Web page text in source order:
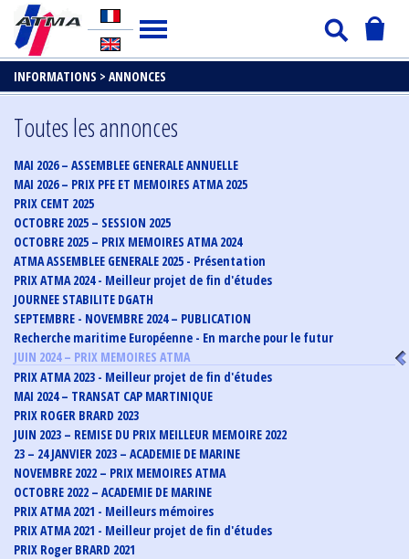
INFORMATIONS > ANNONCES
Toutes les annonces
MAI 2026 – ASSEMBLEE GENERALE ANNUELLE
MAI 2026 – PRIX PFE ET MEMOIRES ATMA 2025
PRIX CEMT 2025
OCTOBRE 2025 – SESSION 2025
OCTOBRE 2025 – PRIX MEMOIRES ATMA 2024
ATMA ASSEMBLEE GENERALE 2025 - Présentation
PRIX ATMA 2024 - Meilleur projet de fin d'études
JOURNEE STABILITE DGATH
SEPTEMBRE - NOVEMBRE 2024 – PUBLICATION
Recherche maritime Européenne - En marche pour le futur
JUIN 2024 – PRIX MEMOIRES ATMA
PRIX ATMA 2023 - Meilleur projet de fin d'études
MAI 2024 – TRANSAT CAP MARTINIQUE
PRIX ROGER BRARD 2023
JUIN 2023 – REMISE DU PRIX MEILLEUR MEMOIRE 2022
23 – 24 JANVIER 2023 – ACADEMIE DE MARINE
NOVEMBRE 2022 – PRIX MEMOIRES ATMA
OCTOBRE 2022 – ACADEMIE DE MARINE
PRIX ATMA 2021 - Meilleurs mémoires
PRIX ATMA 2021 - Meilleur projet de fin d'études
PRIX Roger BRARD 2021